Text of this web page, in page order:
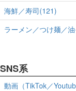
海鮮／寿司(121)
ラーメン／つけ麺／
SNS系
動画（TikTok／